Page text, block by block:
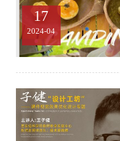
17
2024-04